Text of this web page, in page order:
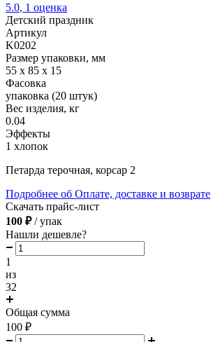
5.0, 1 оценка
Детский праздник
Артикул
K0202
Размер упаковки, мм
55 х 85 х 15
Фасовка
упаковка (20 штук)
Вес изделия, кг
0.04
Эффекты
1 хлопок
Петарда терочная, корсар 2
Подробнее об Оплате, доставке и возврате
Скачать прайс-лист
100 ₽ / упак
Нашли дешевле?
1
из
32
Общая сумма
100 ₽